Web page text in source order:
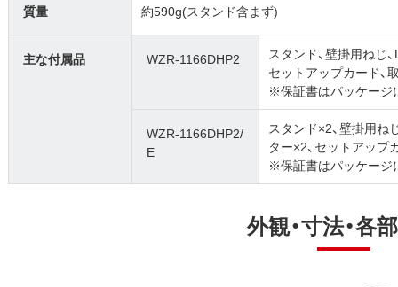
質量 約590g(スタンド含まず)
主な付属品 WZR-1166DHP2
スタンド、壁掛用ねじ
セットアップカード、
※保証書はパッケージ
WZR-1166DHP2/
E
スタンド×2、壁掛用ね
ター×2、セットアップ
※保証書はパッケージ
外観・寸法・各